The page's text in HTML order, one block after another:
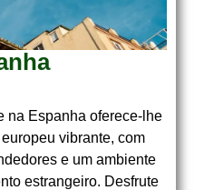
na Espanha oferece-lhe
vibrante, com
e um ambiente
estrangeiro. Desfrute